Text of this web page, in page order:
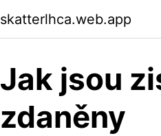
skatterlhca.web.app
Jak jsou
zdaněny